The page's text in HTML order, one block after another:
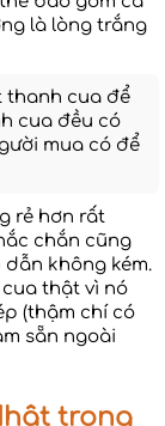
là lòng trắng
thanh cua để
cua đều có
mua có để
rẻ hơn rất
chắn cũng
không kém.
thật vì nó
(thậm chí có
sẵn ngoài
trong